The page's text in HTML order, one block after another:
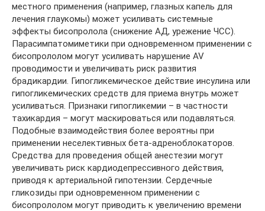
местного применения (например, глазных капель для
лечения глаукомы) может усиливать системные
эффекты бисопролола (снижение АД, урежение ЧСС).
Парасимпатомиметики при одновременном применении с
бисопрололом могут усиливать нарушение AV
проводимости и увеличивать риск развития
брадикардии. Гипогликемическое действие инсулина или
гипогликемических средств для приема внутрь может
усиливаться. Признаки гипогликемии – в частности
тахикардия – могут маскироваться или подавляться.
Подобные взаимодействия более вероятны при
применении неселективных бета-адреноблокаторов.
Средства для проведения общей анестезии могут
увеличивать риск кардиодепрессивного действия,
приводя к артериальной гипотензии. Сердечные
гликозиды при одновременном применении с
бисопрололом могут приводить к увеличению времени